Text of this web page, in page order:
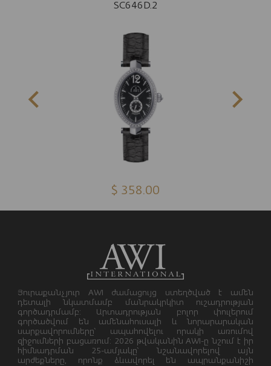
SC646D.2
$ 358.00
Յուրաքանչյուր AWI ժամացույց ստեղծված է ամեն
դետալի նկատմամբ մանրակրկիտ ուշադրության
գործադրմամբ: Արտադրության բոլոր փուլերում
գործածվում են ամենահուսալի և նորարարական
սարքավորումները՝ ապահովելու որակի առումով
զիջումների բացառում: 2026 թվականին AWI-ը նշում է իր
հիմնադրման 25-ամյակը՝ նշանավորելով այն
արժեքները, որոնք ձևավորել են ապրանքանիշի